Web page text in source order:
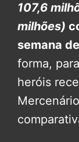
107,6
milhões)
semana
forma,
heróis